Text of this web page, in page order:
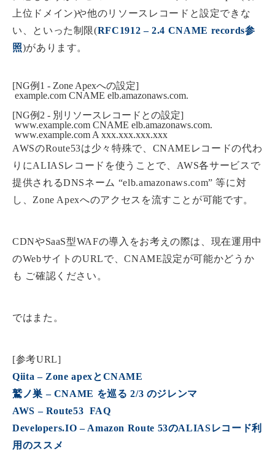
上位ドメイン)や他のリソースレコードと設定できな
い、といった制限(RFC1912 – 2.4 CNAME records参
照)があります。
[NG例1 - Zone Apexへの設定]
example.com CNAME elb.amazonaws.com.
[NG例2 - 別リソースレコードとの設定]
www.example.com CNAME elb.amazonaws.com.
www.example.com A xxx.xxx.xxx.xxx
AWSのRoute53は少々特殊で、CNAMEレコードの代わ
りにALIASレコードを使うことで、AWS各サービスで
提供されるDNSネーム “elb.amazonaws.com” 等に対
し、Zone Apexへのアクセスを流すことが可能です。
CDNやSaaS型WAFの導入をお考えの際は、現在運用中
のWebサイトのURLで、CNAME設定が可能かどうか
も ご確認ください。
ではまた。
[参考URL]
Qiita – Zone apexとCNAME
鷲ノ巣 – CNAME を巡る 2/3 のジレンマ
AWS – Route53 FAQ
Developers.IO – Amazon Route 53のALIASレコード利
用のススメ